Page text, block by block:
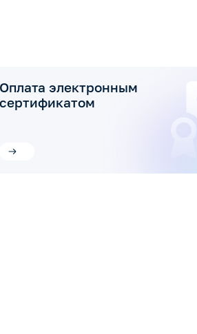
Оплата электронным
сертификатом